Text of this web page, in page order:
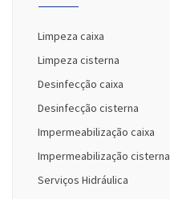
Limpeza caixa
Limpeza cisterna
Desinfecção caixa
Desinfecção cisterna
Impermeabilização caixa
Impermeabilização cisterna
Serviços Hidráulica